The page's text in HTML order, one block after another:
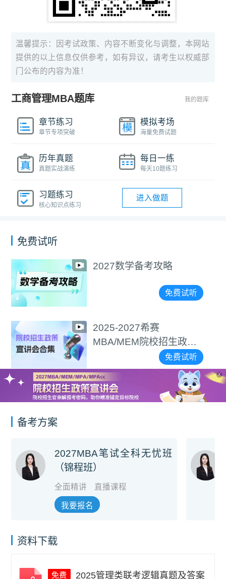
温馨提示：因考试政策、内容不断变化与调整，本网站
提供的以上信息仅供参考，如有异议，请考生以权威部
门公布的内容为准！
工商管理MBA题库 我的题库
章节练习
章节专项突破
模拟考场
海量免费试题
历年真题
真题实战演练
每日一练
每天10题练习
习题练习
核心知识点练习
进入做题
免费试听
2027数学备考攻略
免费试听
2025-2027希赛
MBA/MEM院校招生政策
免费试听
X
备考方案
2027MBA笔试全科无忧班
（锦程班）
全面精讲 直播课程
我要报名
资料下载